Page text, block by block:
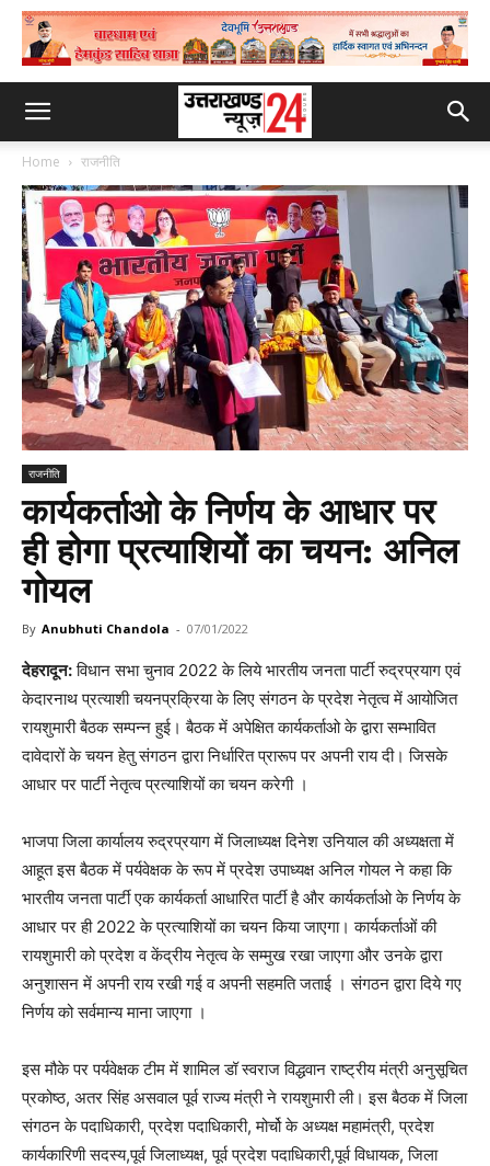
Home राजनीति
राजनीति
कार्यकर्ताओ के निर्णय के आधार पर
ही होगा प्रत्याशियों का चयन: अनिल
गोयल
By Anubhuti Chandola - 07/01/2022
देहरादून:विधान सभा चुनाव 2022 के लिये भारतीय जनता पार्टी रुद्रप्रयाग एवं
केदारनाथ प्रत्याशी चयनप्रक्रिया के लिए संगठन के प्रदेश नेतृत्व में आयोजित
रायशुमारी बैठक सम्पन्न हुई। बैठक में अपेक्षित कार्यकर्ताओ के द्वारा सम्भावित
दावेदारों के चयन हेतु संगठन द्वारा निर्धारित प्रारूप पर अपनी राय दी। जिसके
आधार पर पार्टी नेतृत्व प्रत्याशियों का चयन करेगी ।
भाजपा जिला कार्यालय रुद्रप्रयाग में जिलाध्यक्ष दिनेश उनियाल की अध्यक्षता में
आहूत इस बैठक में पर्यवेक्षक के रूप में प्रदेश उपाध्यक्ष अनिल गोयल ने कहा कि
भारतीय जनता पार्टी एक कार्यकर्ता आधारित पार्टी है और कार्यकर्ताओ के निर्णय के
आधार पर ही 2022 के प्रत्याशियों का चयन किया जाएगा। कार्यकर्ताओं की
रायशुमारी को प्रदेश व केंद्रीय नेतृत्व के सम्मुख रखा जाएगा और उनके द्वारा
अनुशासन में अपनी राय रखी गई व अपनी सहमति जताई । संगठन द्वारा दिये गए
निर्णय को सर्वमान्य माना जाएगा ।
इस मौके पर पर्यवेक्षक टीम में शामिल डॉ स्वराज विद्धवान राष्ट्रीय मंत्री अनुसूचित
प्रकोष्ठ, अतर सिंह असवाल पूर्व राज्य मंत्री ने रायशुमारी ली। इस बैठक में जिला
संगठन के पदाधिकारी, प्रदेश पदाधिकारी, मोर्चो के अध्यक्ष महामंत्री, प्रदेश
कार्यकारिणी सदस्य,पूर्व जिलाध्यक्ष, पूर्व प्रदेश पदाधिकारी,पूर्व विधायक, जिला